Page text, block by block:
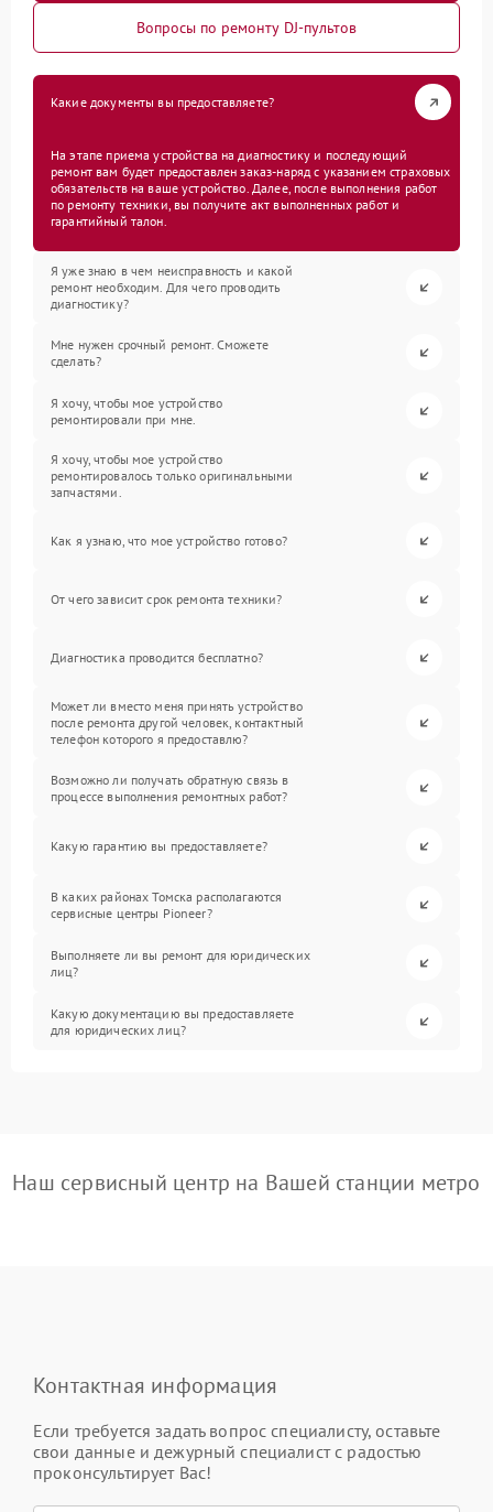
Вопросы по ремонту DJ-пультов
Какие документы вы предоставляете?
На этапе приема устройства на диагностику и последующий
ремонт вам будет предоставлен заказ-наряд с указанием страховых
обязательств на ваше устройство. Далее, после выполнения работ
по ремонту техники, вы получите акт выполненных работ и
гарантийный талон.
Я уже знаю в чем неисправность и какой
ремонт необходим. Для чего проводить
диагностику?
Мне нужен срочный ремонт. Сможете
сделать?
Я хочу, чтобы мое устройство
ремонтировали при мне.
Я хочу, чтобы мое устройство
ремонтировалось только оригинальными
запчастями.
Как я узнаю, что мое устройство готово?
От чего зависит срок ремонта техники?
Диагностика проводится бесплатно?
Может ли вместо меня принять устройство
после ремонта другой человек, контактный
телефон которого я предоставлю?
Возможно ли получать обратную связь в
процессе выполнения ремонтных работ?
Какую гарантию вы предоставляете?
В каких районах Томска располагаются
сервисные центры Pioneer?
Выполняете ли вы ремонт для юридических
лиц?
Какую документацию вы предоставляете
для юридических лиц?
Наш сервисный центр на Вашей станции метро
Контактная информация
Если требуется задать вопрос специалисту, оставьте
свои данные и дежурный специалист с радостью
проконсультирует Вас!